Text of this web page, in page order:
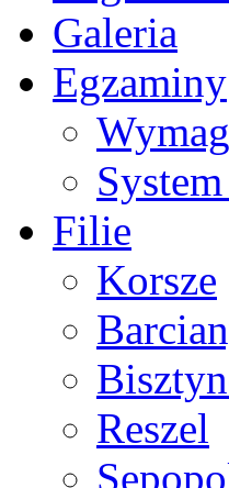
Galeria
Egzaminy
Filie
Korsze
Reszel